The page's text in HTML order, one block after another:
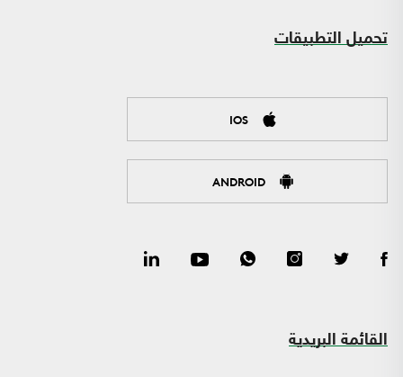
تحميل التطبيقات
IOS
ANDROID
القائمة البريدية